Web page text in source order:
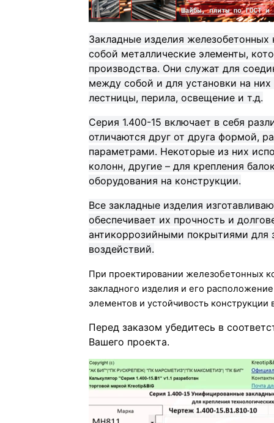
Закладные изделия
собой металлические элементы,
производства. Они служат для
между собой и для установки на
лестницы, перила, освещение и т.д.
Серия 1.400-15 включает в себя
отличаются друг от друга формой,
параметрами. Некоторые из них
колонн, другие – для крепления
оборудования на конструкции.
Все закладные изделия
обеспечивает их прочность и
антикоррозийными покрытиями для
воздействий.
При проектировании железобетонных
закладного изделия и его
элементов и устойчивость конструкции
Перед заказом убедитесь в
Вашего проекта.